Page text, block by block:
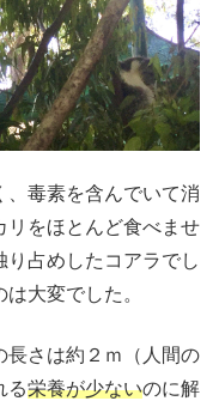
毒素を含んでいて消
リをほとんど食べませ
占めしたコアラでし
大変でした。
長さは約２ｍ（人間の
る栄養が少ないのに解